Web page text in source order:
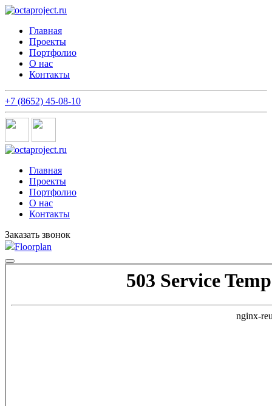
Главная
Проекты
Портфолио
О нас
Контакты
+7 (8652) 45-08-10
Главная
Проекты
Портфолио
О нас
Контакты
Заказать звонок
Floorplan